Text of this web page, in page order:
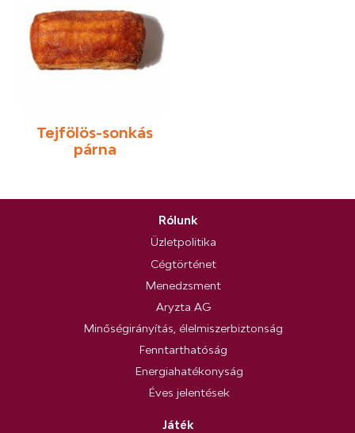
Tejfölös-sonkás
párna
Rólunk
Üzletpolitika
Cégtörténet
Menedzsment
Aryzta AG
Minőségirányítás, élelmiszerbiztonság
Fenntarthatóság
Energiahatékonyság
Éves jelentések
Játék